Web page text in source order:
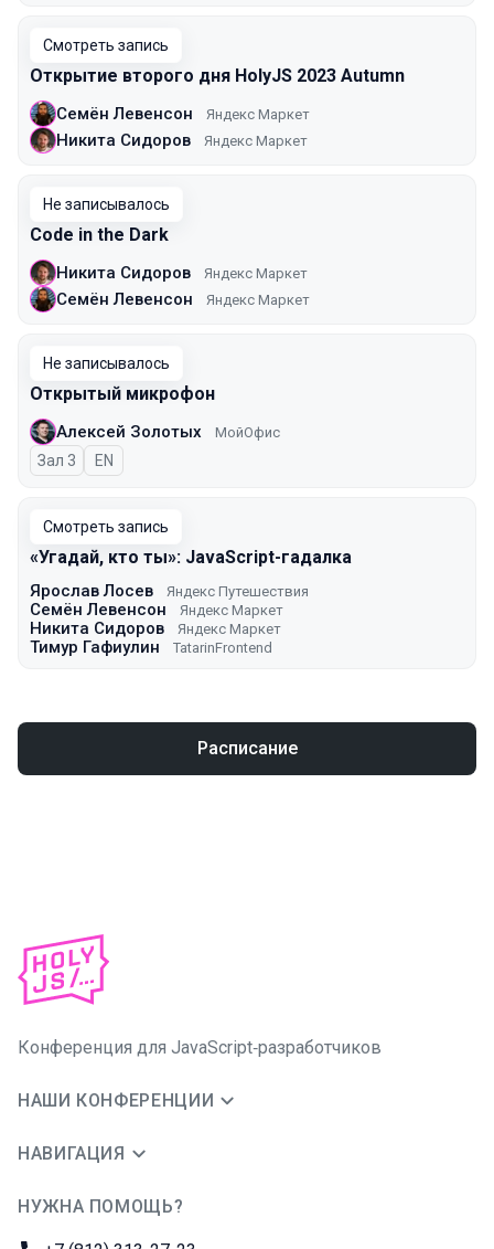
Смотреть запись
Открытие второго дня HolyJS 2023 Autumn
Семён Левенсон Яндекс Маркет
Никита Сидоров Яндекс Маркет
Не записывалось
Code in the Dark
Никита Сидоров Яндекс Маркет
Семён Левенсон Яндекс Маркет
Не записывалось
Открытый микрофон
Алексей Золотых МойОфис
Зал 3 На английском языке
EN
Смотреть запись
«Угадай, кто ты»: JavaScript-гадалка
Ярослав Лосев Яндекс Путешествия
Семён Левенсон Яндекс Маркет
Никита Сидоров Яндекс Маркет
Тимур Гафиулин TatarinFrontend
Расписание
Конференция для JavaScript‑разработчиков
НАШИ КОНФЕРЕНЦИИ
НАВИГАЦИЯ
НУЖНА ПОМОЩЬ?